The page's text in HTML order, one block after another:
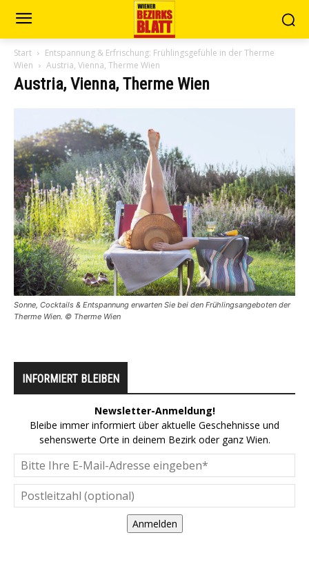
Start
Entspannung & Erfrischung: Frühlingsgefühle in der Therme
Wien
Austria, Vienna, Therme Wien
Austria, Vienna, Therme Wien
Sonne, Cocktails & Entspannung erwarten Sie bei den Frühlingsangeboten der
Therme Wien. © Therme Wien
INFORMIERT BLEIBEN
Newsletter-Anmeldung!
Bleibe immer informiert über aktuelle Geschehnisse und
sehenswerte Orte in deinem Bezirk oder ganz Wien.
Anmelden